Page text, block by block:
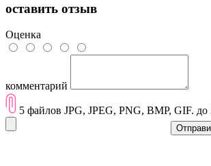
оставить отзыв
Оценка
комментарий
5 файлов JPG, JPEG, PNG, BMP, GIF.